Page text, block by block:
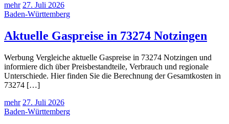
mehr 27. Juli 2026
Baden-Württemberg
Aktuelle Gaspreise in 73274 Notzingen
Werbung Vergleiche aktuelle Gaspreise in 73274 Notzingen und
informiere dich über Preisbestandteile, Verbrauch und regionale
Unterschiede. Hier finden Sie die Berechnung der Gesamtkosten in
73274 […]
mehr 27. Juli 2026
Baden-Württemberg